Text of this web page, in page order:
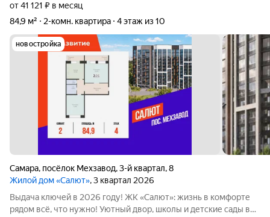
от 41 121 ₽ в месяц
84,9 м²
2-комн. квартира 4 этаж из 10
новостройка
Самара, посёлок Мехзавод,3-й квартал,8
Жилой дом «Салют», 3 квартал 2026
Выдача ключей в 2026 году! ЖК «Салют»: жизнь в комфорте
рядом всё, что нужно! Уютный двор, школы и детские сады в